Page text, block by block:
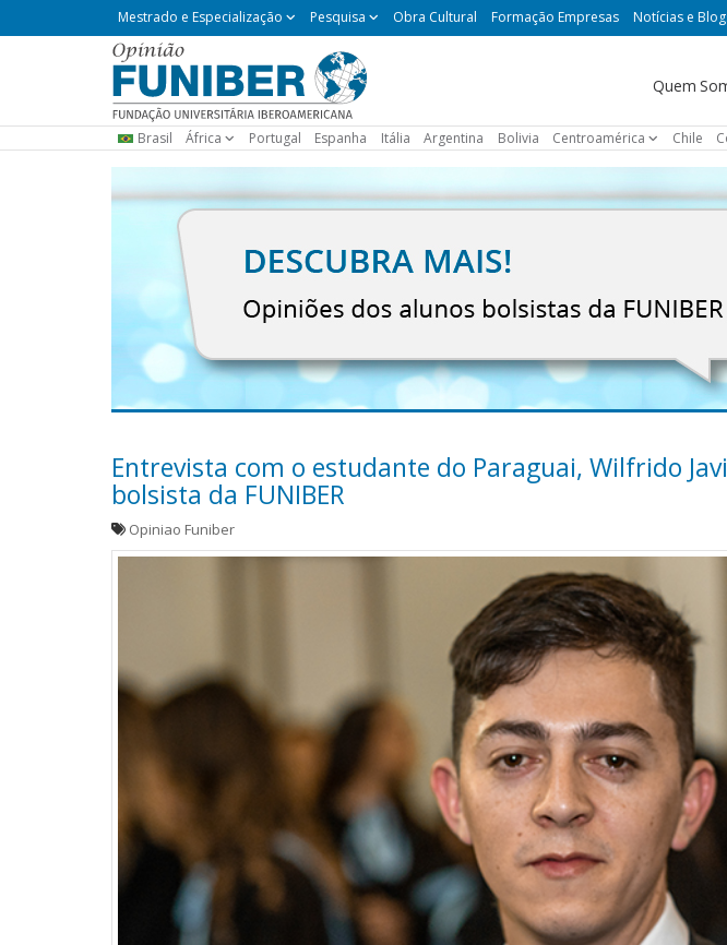
Mestrado
Especialização
Mestrado e Especialização Pesquisa Obra Cultural Formação Empresas Notícias e
Navegación
Quem
Brasil África Portugal Espanha Itália Argentina Bolivia Centroamérica Chile
Entrevista com o estudante do Paraguai, Wilfrido
bolsista da FUNIBER
Opiniao Funiber